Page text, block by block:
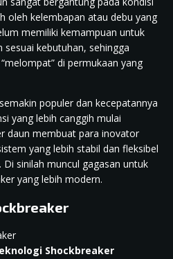
oleh kelembapan atau debu yang
memiliki kemampuan untuk
kebutuhan, sehingga
di permukaan yang
populer dan kecepatannya
yang lebih canggih mulai
daun membuat para inovator
yang lebih stabil dan fleksibel
sinilah muncul gagasan untuk
yang lebih modern.
Shockbreaker